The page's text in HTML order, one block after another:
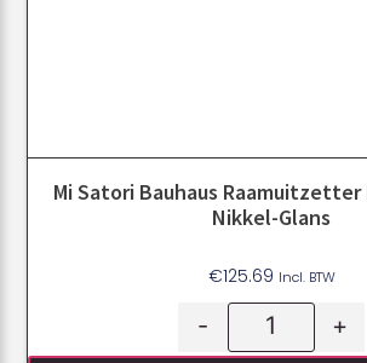
Mi Satori Bauhaus
Nikkel-Glans
€125.69 Incl. BTW
- +